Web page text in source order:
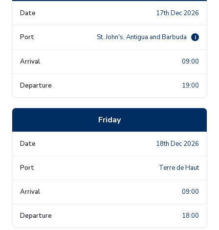
17th Dec 2026
St. John's, Antigua and Barbuda i
09:00
19:00
Friday
18th Dec 2026
Terre de Haut
09:00
18:00